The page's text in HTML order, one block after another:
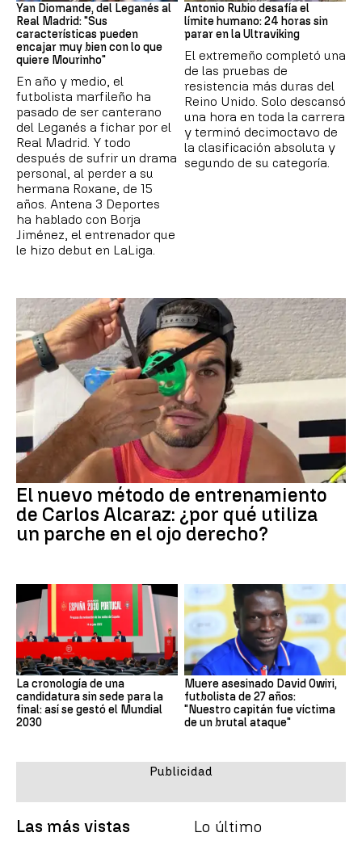
Yan Diomande, del Leganés al
Real Madrid: "Sus
características pueden
encajar muy bien con lo que
quiere Mourinho"
En año y medio, el
futbolista marfileño ha
pasado de ser canterano
del Leganés a fichar por el
Real Madrid. Y todo
después de sufrir un drama
personal, al perder a su
hermana Roxane, de 15
años. Antena 3 Deportes
ha hablado con Borja
Jiménez, el entrenador que
le hizo debut en LaLiga.
Antonio Rubio desafía el
límite humano: 24 horas sin
parar en la Ultraviking
El extremeño completó una
de las pruebas de
resistencia más duras del
Reino Unido. Solo descansó
una hora en toda la carrera
y terminó decimoctavo de
la clasificación absoluta y
segundo de su categoría.
El nuevo método de entrenamiento
de Carlos Alcaraz: ¿por qué utiliza
un parche en el ojo derecho?
La cronología de una
candidatura sin sede para la
final: así se gestó el Mundial
2030
Muere asesinado David Owiri,
futbolista de 27 años:
"Nuestro capitán fue víctima
de un brutal ataque"
Las más vistas Lo último